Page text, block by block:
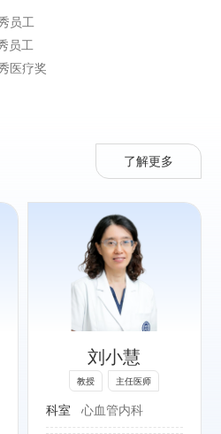
员工
员工
医疗奖
了解更多
刘小慧
教授 主任医师
科室 心血管内科